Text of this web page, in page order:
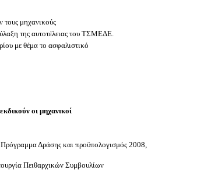
μηχανικούς
της αυτοτέλειας του ΤΣΜΕΔΕ.
με θέμα το ασφαλιστικό
οι μηχανικοί
Δράσης και προϋπολογισμός 2008,
Πειθαρχικών Συμβουλίων